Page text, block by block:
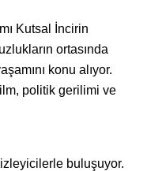
Kutsal İncirin
ortasında
konu alıyor.
politik gerilimi ve
buluşuyor.